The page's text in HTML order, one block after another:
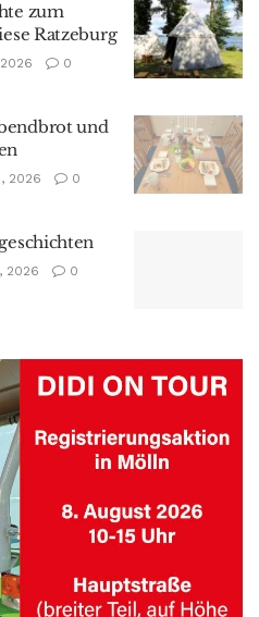
zum
Ratzeburg
0
und
2026
0
2026
0